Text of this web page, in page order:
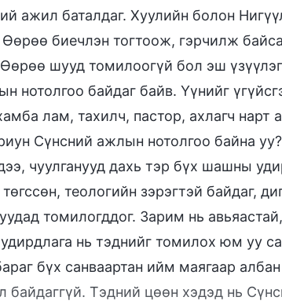
ажил баталдаг. Хуулийн болон
биечлэн тогтоож, гэрчилж
шууд томилоогүй бол эш
нотолгоо байдаг байв. Үүнийг
лам, тахилч, пастор, ахлагч нарт
Сүнсний ажлын нотолгоо байна
чуулганууд дахь тэр бүх шашны
теологийн зэрэгтэй байдаг,
томилогддог. Зарим нь
нь тэднийг томилох юм уу
бүх санваартан ийм маягаар
байдаггүй. Тэдний цөөн хэдэд нь